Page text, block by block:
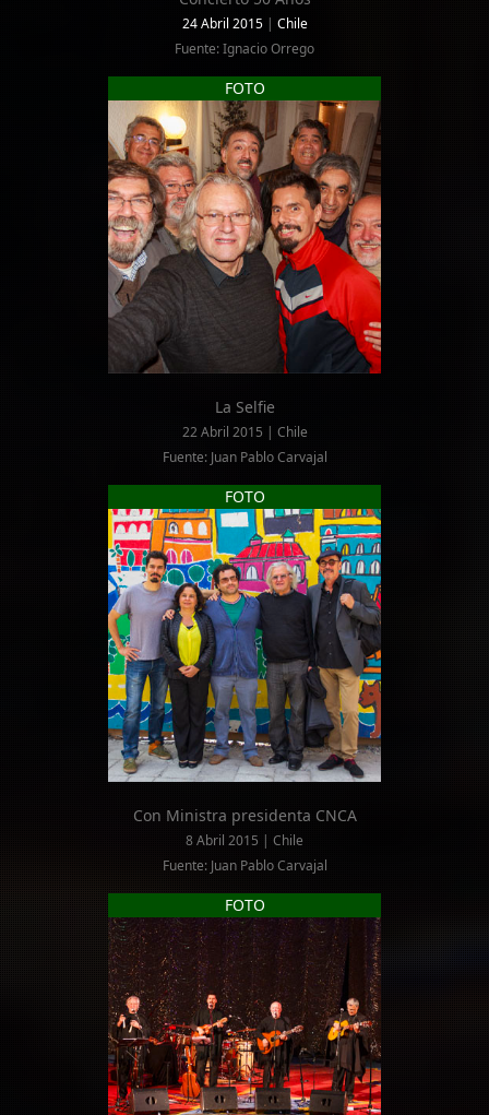
24 Abril 2015 | Chile
Fuente: Ignacio Orrego
FOTO
La Selfie
22 Abril 2015 | Chile
Fuente: Juan Pablo Carvajal
FOTO
Con Ministra presidenta CNCA
8 Abril 2015 | Chile
Fuente: Juan Pablo Carvajal
FOTO